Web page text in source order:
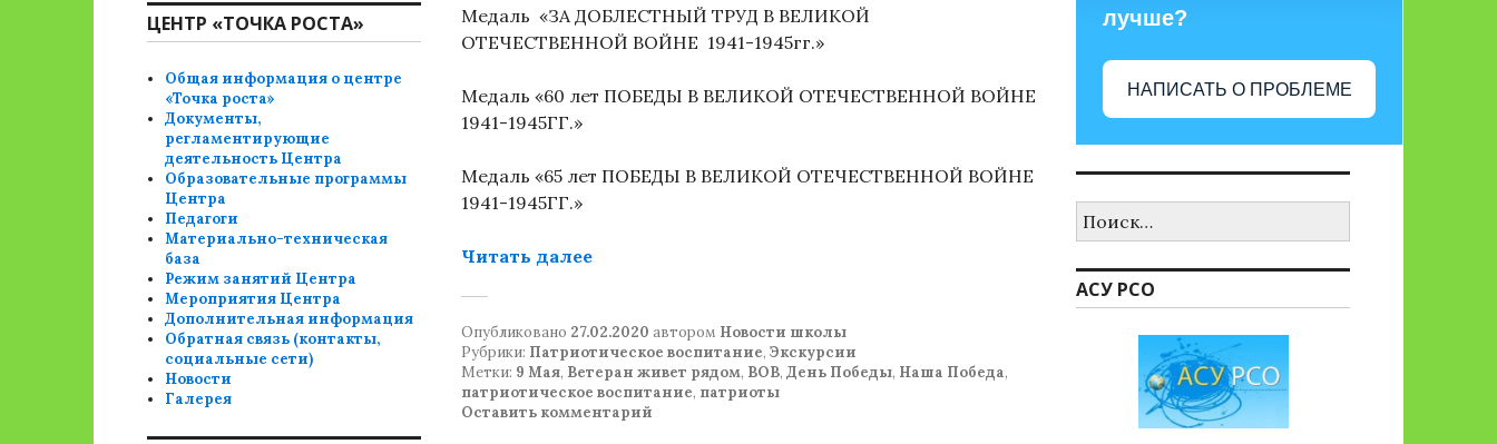
Медаль «ЗА ДОБЛЕСТНЫЙ ТРУД В ВЕЛИКОЙ
ОТЕЧЕСТВЕННОЙ ВОЙНЕ 1941-1945гг.»
Медаль «60 лет ПОБЕДЫ В ВЕЛИКОЙ ОТЕЧЕСТВЕННОЙ ВОЙНЕ
1941-1945ГГ.»
Медаль «65 лет ПОБЕДЫ В ВЕЛИКОЙ ОТЕЧЕСТВЕННОЙ ВОЙНЕ
1941-1945ГГ.»
Читать далее«Военно – патриотическое мероприятие «Ветеран живет рядом»»
Опубликовано 27.02.2020 автором Новости школы
Рубрики: Патриотическое воспитание, Экскурсии
Метки: 9 Мая, Ветеран живет рядом, ВОВ, День Победы, Наша Победа,
патриотическое воспитание, патриоты
Оставить комментарий
ЦЕНТР «ТОЧКА РОСТА»
Общая информация о центре
«Точка роста»
Документы,
регламентирующие
деятельность Центра
Образовательные программы
Центра
Педагоги
Материально-техническая
база
Режим занятий Центра
Мероприятия Центра
Дополнительная информация
Обратная связь (контакты,
социальные сети)
Новости
Галерея
лучше?
НАПИСАТЬ О ПРОБЛЕМЕ
АСУ РСО